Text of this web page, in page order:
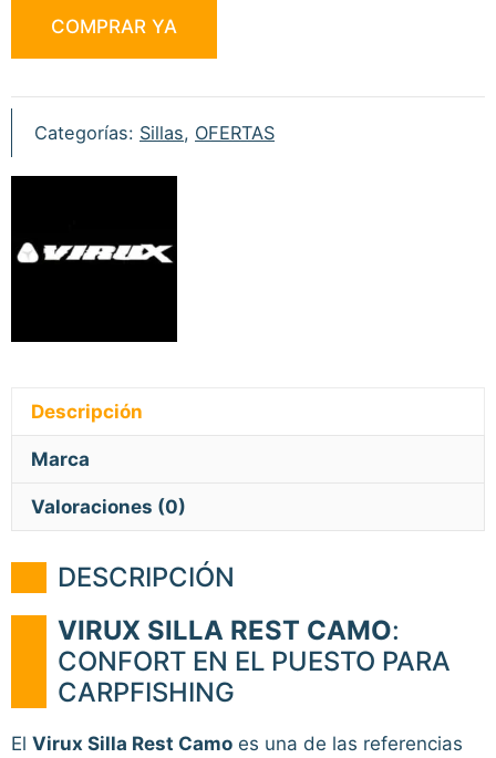
Rest
Camo
COMPRAR YA
Categorías: Sillas, OFERTAS
Descripción
Marca
Valoraciones (0)
DESCRIPCIÓN
VIRUX SILLA REST CAMO:
CONFORT EN EL PUESTO PARA
CARPFISHING
El Virux Silla Rest Camo es una de las referencias